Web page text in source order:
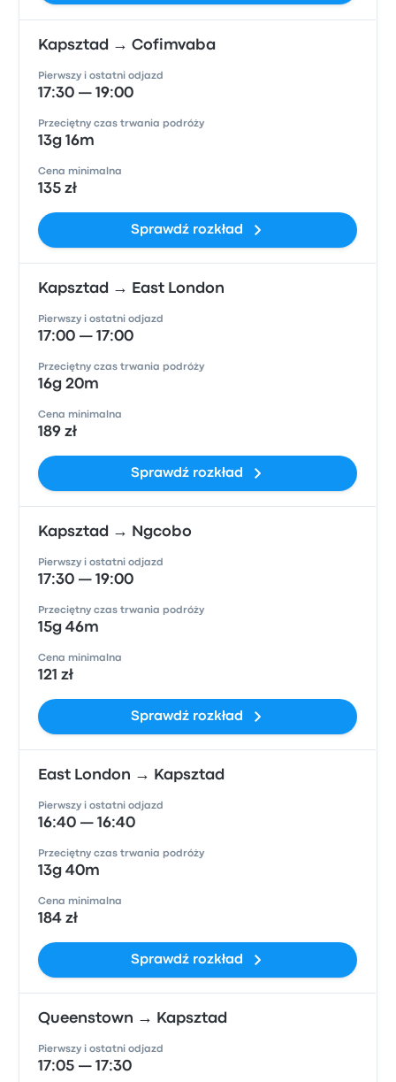
Kapsztad → Cofimvaba
Pierwszy i ostatni odjazd
17:30 — 19:00
Przeciętny czas trwania podróży
13g 16m
Cena minimalna
135 zł
Sprawdź rozkład
Kapsztad → East London
Pierwszy i ostatni odjazd
17:00 — 17:00
Przeciętny czas trwania podróży
16g 20m
Cena minimalna
189 zł
Sprawdź rozkład
Kapsztad → Ngcobo
Pierwszy i ostatni odjazd
17:30 — 19:00
Przeciętny czas trwania podróży
15g 46m
Cena minimalna
121 zł
Sprawdź rozkład
East London → Kapsztad
Pierwszy i ostatni odjazd
16:40 — 16:40
Przeciętny czas trwania podróży
13g 40m
Cena minimalna
184 zł
Sprawdź rozkład
Queenstown → Kapsztad
Pierwszy i ostatni odjazd
17:05 — 17:30